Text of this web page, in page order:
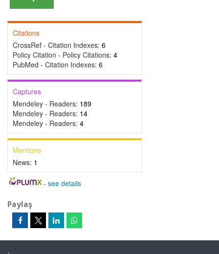
Citations
CrossRef - Citation Indexes: 6
Policy Citation - Policy Citations: 4
PubMed - Citation Indexes: 6
Captures
Mendeley - Readers: 189
Mendeley - Readers: 14
Mendeley - Readers: 4
Mentions
News: 1
- see details
Paylaş